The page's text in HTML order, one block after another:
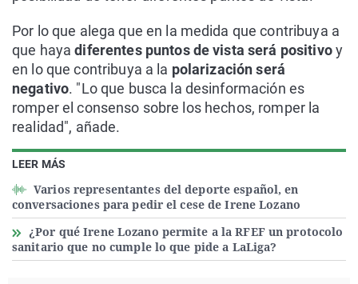
LEER MÁS
Varios representantes del deporte español, en
conversaciones para pedir el cese de Irene Lozano
¿Por qué Irene Lozano permite a la RFEF un protocolo
sanitario que no cumple lo que pide a LaLiga?
Por lo que alega que en la medida que contribuya a
que hayadiferentes puntos de vista será positivoy
en lo que contribuya a la polarización será
negativo. "Lo que busca la desinformación es
romper el consenso sobre los hechos, romper la
realidad", añade.